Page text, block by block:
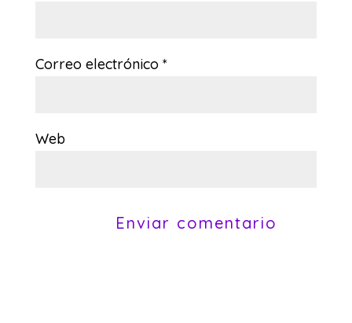
Correo electrónico *
Web